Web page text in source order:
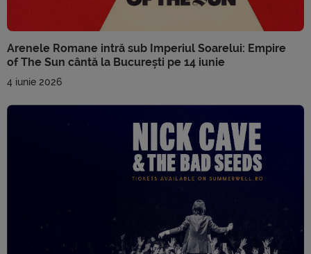
Arenele Romane intră sub Imperiul Soarelui: Empire
of The Sun cântă la București pe 14 iunie
4 iunie 2026